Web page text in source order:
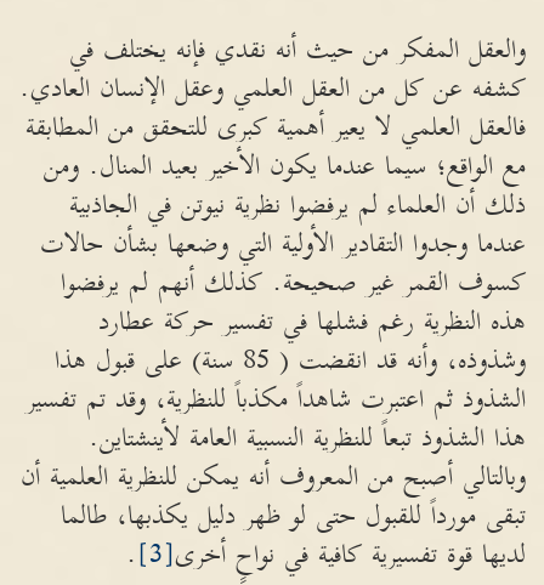
والعقل المفكر من حيث أنه نقدي فإنه يختلف في
كشفه عن كل من العقل العلمي وعقل الإنسان العادي.
فالعقل العلمي لا يعير أهمية كبرى للتحقق من المطابقة
مع الواقع؛ سيما عندما يكون الأخير بعيد المنال. ومن
ذلك أن العلماء لم يرفضوا نظرية نيوتن في الجاذبية
عندما وجدوا التقادير الأولية التي وضعها بشأن حالات
كسوف القمر غير صحيحة. كذلك أنهم لم يرفضوا
هذه النظرية رغم فشلها في تفسير حركة عطارد
وشذوذه، وأنه قد انقضت ( 85 سنة) على قبول هذا
الشذوذ ثم اعتبرت شاهداً مكذباً للنظرية، وقد تم تفسير
هذا الشذوذ تبعاً للنظرية النسبية العامة لأينشتاين.
وبالتالي أصبح من المعروف أنه يمكن للنظرية العلمية أن
تبقى مورداً للقبول حتى لو ظهر دليل يكذبها، طالما
لديها قوة تفسيرية كافية في نواحٍ أخرى[3]
.